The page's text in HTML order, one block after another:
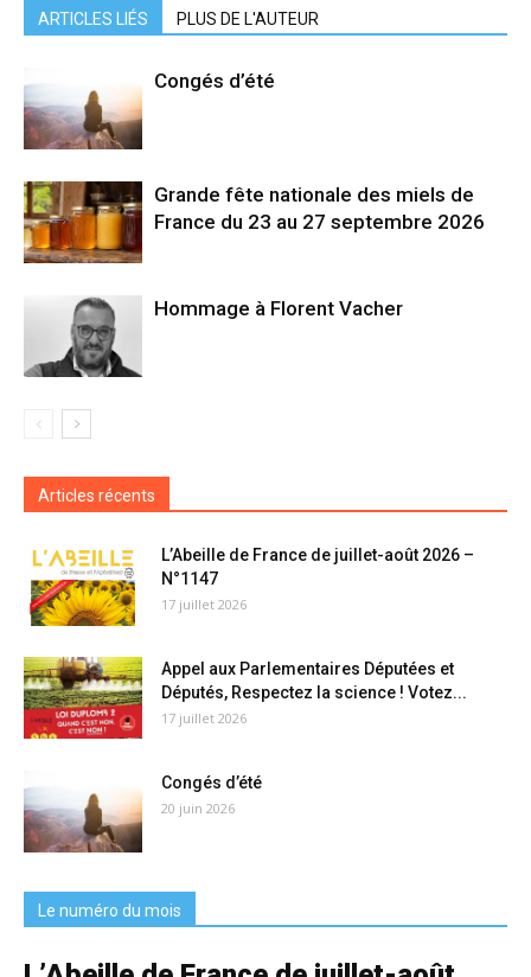
ARTICLES LIÉS PLUS DE L'AUTEUR
Congés d’été
Grande fête nationale des miels de
France du 23 au 27 septembre 2026
Hommage à Florent Vacher
Articles récents
L’Abeille de France de juillet-août 2026 –
N°1147
17 juillet 2026
Appel aux Parlementaires Députées et
Députés, Respectez la science ! Votez...
17 juillet 2026
Congés d’été
20 juin 2026
Le numéro du mois